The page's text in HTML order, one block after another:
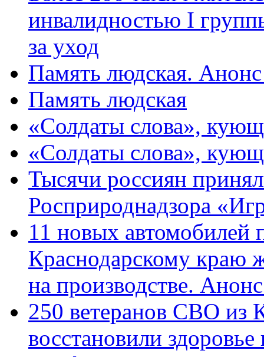
инвалидностью I
за уход
Память людская.
Память людская
«Солдаты слова»,
«Солдаты слова»,
Тысячи россиян
Росприроднадзора
11 новых автомобилей
Краснодарскому краю
на производстве.
250 ветеранов СВО из
восстановили